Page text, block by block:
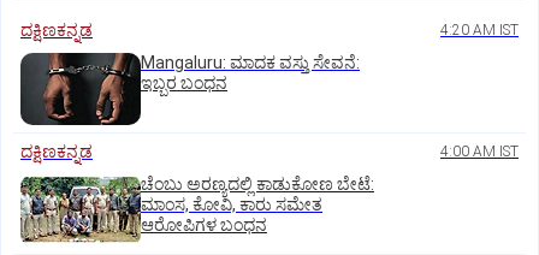
ದಕ್ಷಿಣಕನ್ನಡ 4:20 AM IST
Mangaluru: ಮಾದಕ ವಸ್ತು ಸೇವನೆ:
ಇಬ್ಬರ ಬಂಧನ
ದಕ್ಷಿಣಕನ್ನಡ 4:00 AM IST
ಚೆಂಬು ಅರಣ್ಯದಲ್ಲಿ ಕಾಡುಕೋಣ ಬೇಟೆ:
ಮಾಂಸ, ಕೋವಿ, ಕಾರು ಸಮೇತ
ಆರೋಪಿಗಳ ಬಂಧನ